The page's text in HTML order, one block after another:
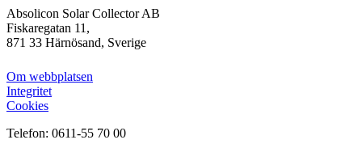
Absolicon Solar Collector AB
Fiskaregatan 11,
871 33 Härnösand, Sverige
Om webbplatsen
Integritet
Cookies
Telefon: 0611-55 70 00